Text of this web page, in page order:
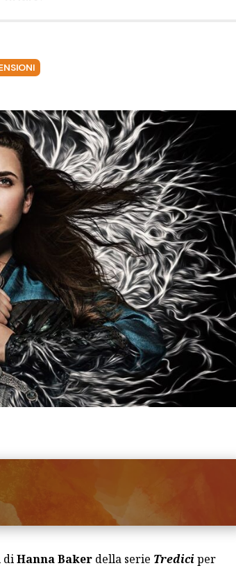
diHanna Baker della serie Trediciper